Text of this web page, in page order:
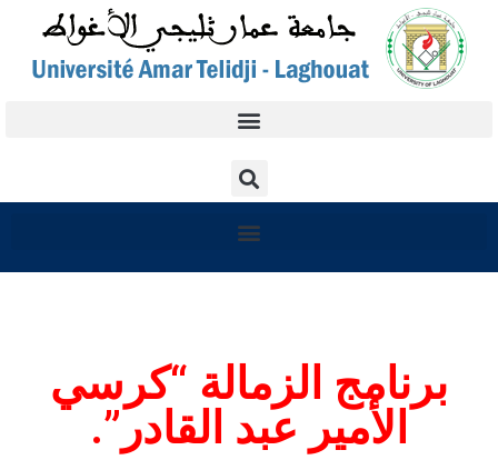
برنامج الزمالة “كرسي
الأمير عبد القادر”.